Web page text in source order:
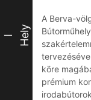
I Hely
A Berva-
köre
prémium